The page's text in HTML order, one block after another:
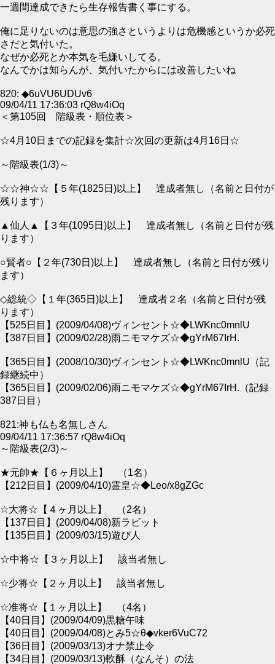
一週間達成できたら生存報告書く事にする。
俺に足りないのは意思の強さというよりは危機感というか必死
さだと気付いた。
なぜか必死とか本気を毛嫌いしてる。
なんでかは知らんが、気付いたからには改善したいね
820: ◆6uVU6UDUv6
09/04/11 17:36:03 rQ8w4iOq
＜第105回 階級表・順位表＞
☆4月10日までの記録を集計☆次回の更新は4月16日☆
～階級表(1/3)～
☆☆神☆☆【５年(1825日)以上】 達成者無し（名前と日付が
残ります）
▲仙人▲【３年(1095日)以上】 達成者無し（名前と日付が残
ります）
○賢者○【２年(730日)以上】 達成者無し（名前と日付が残り
ます）
◇総統◇【１年(365日)以上】 達成者２名（名前と日付が残
ります）
【525日目】(2009/04/08)ヴィンセント☆◆LWKnc0mnlU
【387日目】(2009/02/28)雨ニモマケズ☆◆gYrM67IrH.
【365日目】(2008/10/30)ヴィンセント☆◆LWKnc0mnlU（記
録継続中）
【365日目】(2009/02/06)雨ニモマケズ☆◆gYrM67IrH.（記録
387日目）
821:神も仏も名無しさん
09/04/11 17:36:57 rQ8w4iOq
～階級表(2/3)～
★元帥★【６ヶ月以上】 （1名）
【212日目】(2009/04/10)霊皇☆◆Leo/x8gZGc
☆大将☆【４ヶ月以上】 （2名）
【137日目】(2009/04/08)新ラビット
【135日目】(2009/03/15)遊び人
☆中将☆【３ヶ月以上】 該当者無し
☆少将☆【２ヶ月以上】 該当者無し
☆准将☆【１ヶ月以上】 （4名）
【40日目】(2009/04/09)黒糖午味
【40日目】(2009/04/08)とみ5☆θ◆vker6VuC72
【36日目】(2009/03/13)オナ禁止令
【34日目】(2009/03/13)軟酥（なんそ）の法